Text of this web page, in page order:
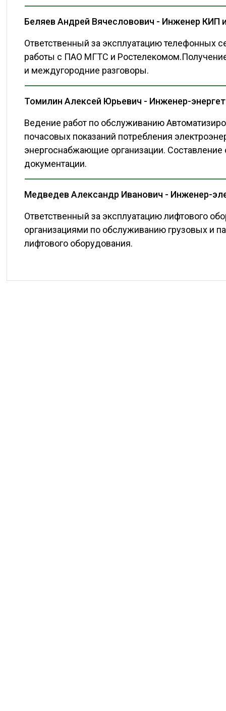
Беляев Андрей Вячесловович - Инженер КИП
Ответственный за эксплуатацию телефонных
работы с ПАО МГТС и
и междугородние разговоры.
Томилин Алексей Юрьевич - Инженер-
Ведение работ по обслуживанию
почасовых показаний потребления
энергоснабжающие организации.
документации.
Медведев Александр Иванович - Инженер-
Ответственный за эксплуатацию лифтового
организациями по обслуживанию грузовых и
лифтового оборудования.